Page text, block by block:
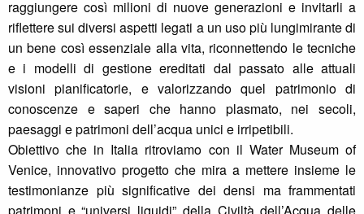
raggiungere così milioni di nuove generazioni e invitarli a
riflettere sui diversi aspetti legati a un uso più lungimirante di
un bene così essenziale alla vita, riconnettendo le tecniche
e i modelli di gestione ereditati dal passato alle attuali
visioni pianificatorie, e valorizzando quel patrimonio di
conoscenze e saperi che hanno plasmato, nei secoli,
paesaggi e patrimoni dell’acqua unici e irripetibili.
Obiettivo che in Italia ritroviamo con il Water Museum of
Venice, innovativo progetto che mira a mettere insieme le
testimonianze più significative dei densi ma frammentati